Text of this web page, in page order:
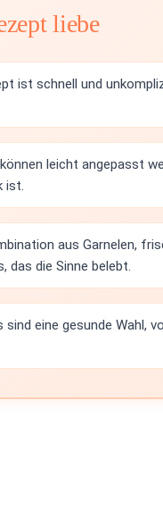
liebe
ist schnell und
leicht angepasst
ist.
aus Garnelen,
das die Sinne belebt.
sind eine gesunde Wahl,